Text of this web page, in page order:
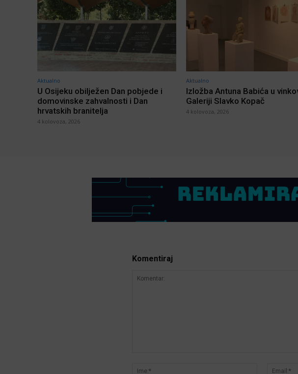
Aktualno
U Osijeku obilježen Dan pobjede i
domovinske zahvalnosti i Dan
hrvatskih branitelja
4 kolovoza, 2026
Aktualno
Izložba Antuna Babića u
Galeriji Slavko Kopač
4 kolovoza, 2026
Komentiraj
Ime:*